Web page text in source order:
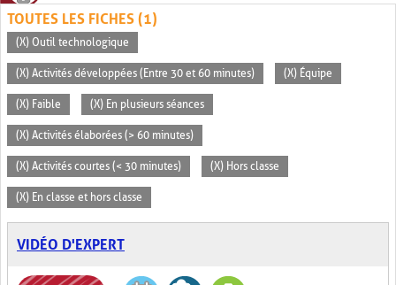
TOUTES LES FICHES (1)
(X) Outil technologique
(X) Activités développées (Entre 30 et 60 minutes) (X) Équipe
(X) Faible (X) En plusieurs séances
(X) Activités élaborées (> 60 minutes)
(X) Activités courtes (< 30 minutes) (X) Hors classe
(X) En classe et hors classe
VIDÉO D'EXPERT